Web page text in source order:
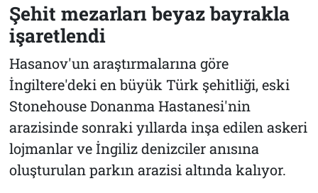
Şehit mezarları beyaz bayrakla
işaretlendi
Hasanov'un araştırmalarına göre
İngiltere'deki en büyük Türk şehitliği, eski
Stonehouse Donanma Hastanesi'nin
arazisinde sonraki yıllarda inşa edilen askeri
lojmanlar ve İngiliz denizciler anısına
oluşturulan parkın arazisi altında kalıyor.